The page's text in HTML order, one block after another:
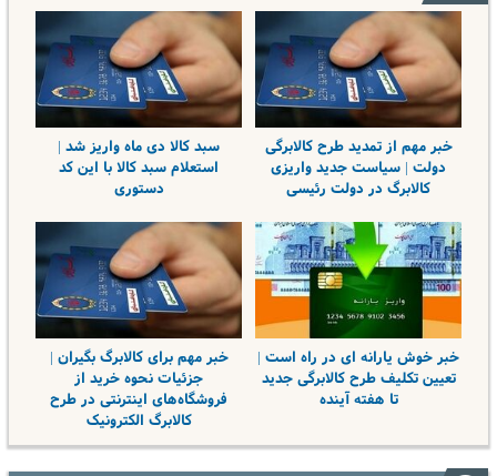
خبر مهم از تمدید طرح کالابرگی
دولت | سیاست جدید واریزی
کالابرگ در دولت رئیسی
سبد کالا دی ماه واریز شد |
استعلام سبد کالا با این کد
دستوری
خبر خوش یارانه ای در راه است |
تعیین تکلیف طرح کالابرگی جدید
تا هفته آینده
خبر مهم برای کالابرگ بگیران |
جزئیات نحوه خرید از
فروشگاه‌های اینترنتی در طرح
کالابرگ الکترونیک